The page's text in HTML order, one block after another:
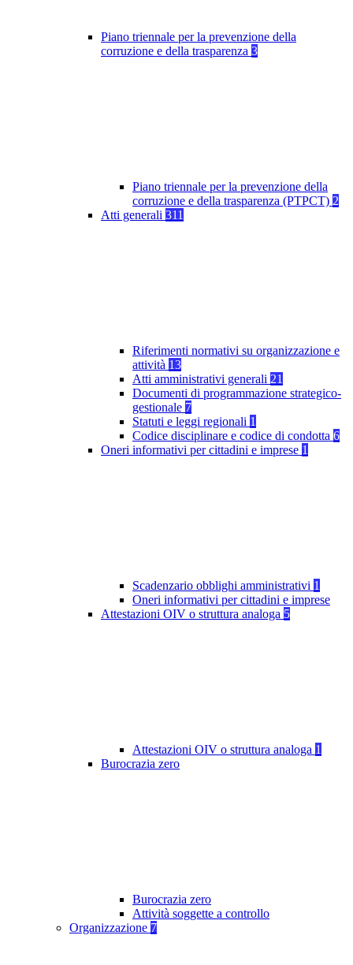
Piano triennale per la prevenzione della
corruzione e della trasparenza 3
Piano triennale per la prevenzione della
corruzione e della trasparenza (PTPCT) 2
Atti generali 311
Riferimenti normativi su organizzazione e
attività 13
Atti amministrativi generali 21
Documenti di programmazione strategico-
gestionale 7
Statuti e leggi regionali 1
Codice disciplinare e codice di condotta 6
Oneri informativi per cittadini e imprese 1
Scadenzario obblighi amministrativi 1
Oneri informativi per cittadini e imprese
Attestazioni OIV o struttura analoga 5
Attestazioni OIV o struttura analoga 1
Burocrazia zero
Burocrazia zero
Attività soggette a controllo
Organizzazione 7